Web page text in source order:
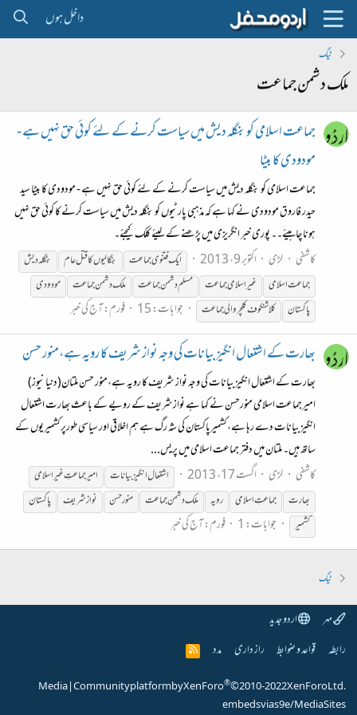
داخل ہوں
ٹیگ
ملک دشمن جماعت
جماعت اسلامی کو بنگلہ دیش میں سیاست کرنے کے لئے کوئی حق نہیں ہے -
مودودی کا بیٹا
جماعت اسلامی کو بنگلہ دیش میں سیاست کرنے کے لئے کوئی حق نہیں ہے - مودودی کا بیٹا سید
حیدر فاروق مودودی نے کہا ہے کہ مذہبی پارٹیوں کو بنگلہ دیش میں سیاست کرنے کا کوئی حق نہیں
ہونا چاہیئے۔۔ پوری خبر انگریزی میں پڑھنے کے لیئے کلک کیجئے۔
کاشفی
لڑی اکتوبر 9، 2013 ایک فتنویجماعت بنگالیوں کا قتل عام
بنگلہ دیش
جماعتاسلامی غیراسلامیجماعت مسلمدشمنجماعت ملکدشمنجماعت
مودودی
پاکستان
کلاشنکوف کلچر والیجماعت جوابات: 15 فورم:آج کی خبر
بھارت کے اشتعال انگیز بیانات کی وجہ نواز شریف کا رویہ ہے،منور حسن
بھارت کے اشتعال انگیز بیانات کی وجہ نواز شریف کا رویہ ہے،منور حسن ملتان(دنیا نیوز)
امیرجماعت اسلامی منورحسن نے کہا ہے نوازشریف کے رویے کے باعث بھارت اشتعال
انگیز بیانات دے رہا ہے،کشمیرپاکستان کی شہ رگ ہے ہم اخلاقی اور سیاسی طورپرکشمیریوں کے
ساتھ ہیں۔ ملتان میں دفتر جماعت اسلامی میں پریس...
کاشفی
لڑی اگست 17، 2013 اشتعال انگیز بیانات امیرجماعتِ غیر اسلامی
بھارت
جماعتِ اسلامی رویہ ملکدشمنجماعت منور حسن نواز شریف
پاکستان
کشمیر
جوابات: 1 فورم:آج کی خبر
ٹیگ
مہر
اردو جدید
رابطہ قواعد و ضوابط راز داری مدد
R
S
Community platform by XenForo®© 2010-2022 XenForo Ltd.
|
Media
embeds via s9e/MediaSites